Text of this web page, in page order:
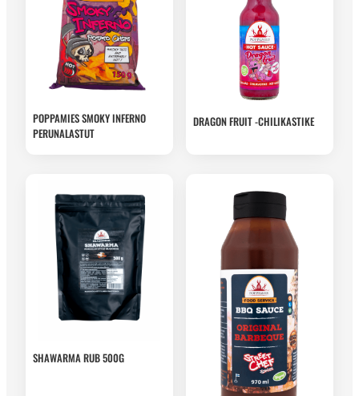
POPPAMIES SMOKY INFERNO
PERUNALASTUT
DRAGON FRUIT -CHILIKASTIKE
SHAWARMA RUB 500G